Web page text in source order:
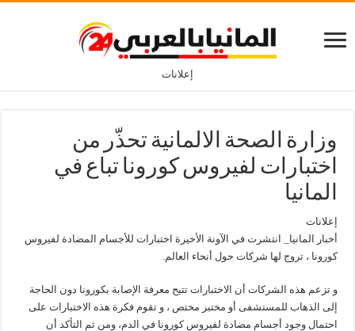
إعلانات
وزارة الصحة الالمانية تحذّر من
اختبارات لفيروس كورونا تباع في
المانيا
إعلانات
أخبار المانيا_ انتشرت في الآونة الأخيرة اختبارات للأجسام المضادة لفيروس
كورونا ، تروج لها شركات حول أنحاء العالم.
و تزعم هذه الشركات أن الاختبارات تتيح معرفة الإصابة بكورونا دون الحاجة
إلى الذهاب للمستشفى أو مختبر مختص ، و تقوم فكرة هذه الاختبارات على
احتمال وجود أجسام مضادة لفيروس كورونا في الدم، ومن ثم التأكد أن